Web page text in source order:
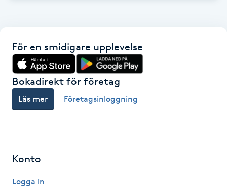
Herrklippning
HIFU
Hollywood Peel
Hot yoga
För en smidigare upplevelse
Bokadirekt för företag
Läs mer Företagsinloggning
Konto
Logga in